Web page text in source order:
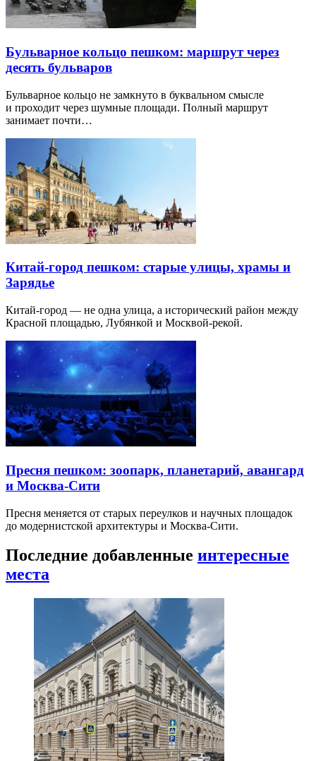
Бульварное кольцо пешком: маршрут через
десять бульваров
Бульварное кольцо не замкнуто в буквальном смысле
и проходит через шумные площади. Полный маршрут
занимает почти…
Китай-город пешком: старые улицы, храмы и
Зарядье
Китай-город — не одна улица, а исторический район между
Красной площадью, Лубянкой и Москвой-рекой.
Пресня пешком: зоопарк, планетарий, авангард
и Москва-Сити
Пресня меняется от старых переулков и научных площадок
до модернистской архитектуры и Москва-Сити.
Последние добавленные интересные
места